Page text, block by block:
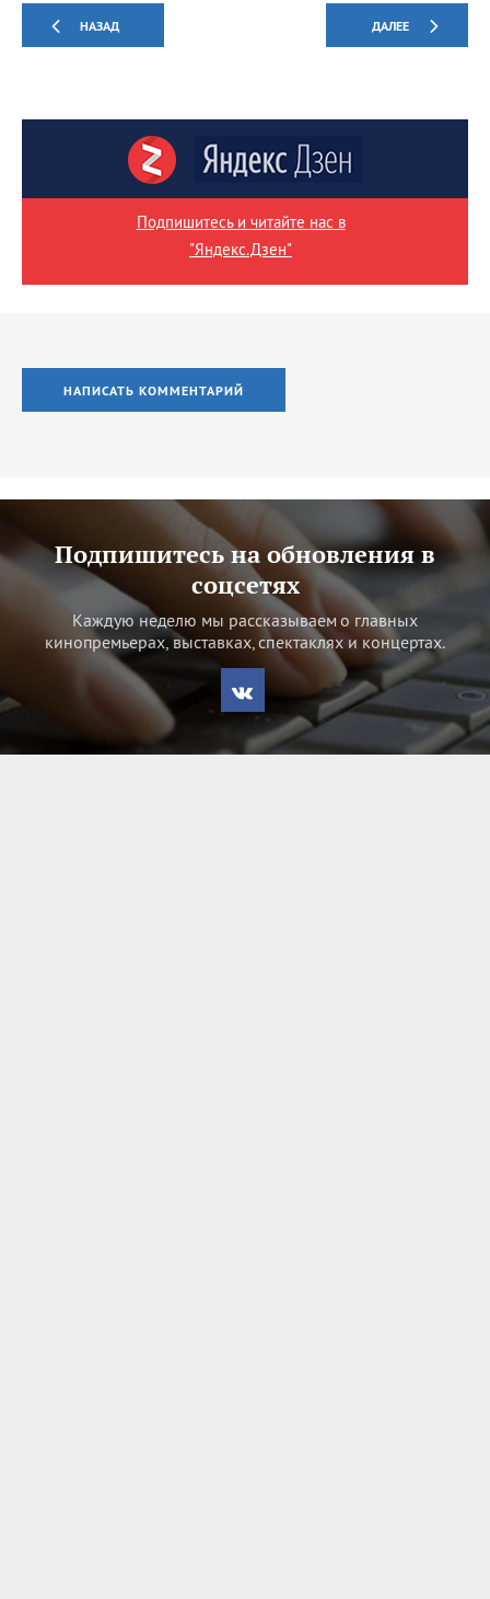
НАЗАД ДАЛЕЕ
Подпишитесь и читайте нас в
"Яндекс.Дзен"
НАПИСАТЬ КОММЕНТАРИЙ
Подпишитесь на обновления в
соцсетях
Каждую неделю мы рассказываем о главных
кинопремьерах, выставках, спектаклях и концертах.